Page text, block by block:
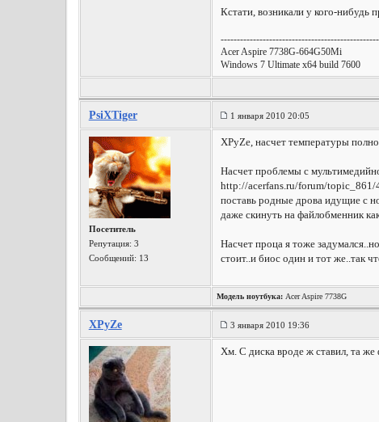
Кстати, возникали у кого-нибудь
Acer Aspire 7738G-664G50Mi
Windows 7 Ultimate x64 build 7600
PsiXTiger 1 января 2010 20:05
Посетитель
Репутация: 3
Сообщений: 13
XPyZe, насчет температуры
Насчет проблемы с
http://acerfans.ru/forum/topic_861/
поставь родные дрова идущие с
даже скинуть на файлобменник
Насчет проца я тоже
стоит..и биос один и тот же..так
Модель ноутбука:Acer Aspire 7738G
XPyZe 3 января 2010 19:36
Хм. С диска вроде ж ставил, та